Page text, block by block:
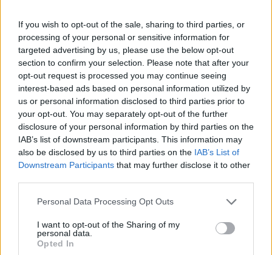
If you wish to opt-out of the sale, sharing to third parties, or
processing of your personal or sensitive information for
targeted advertising by us, please use the below opt-out
section to confirm your selection. Please note that after your
opt-out request is processed you may continue seeing
interest-based ads based on personal information utilized by
us or personal information disclosed to third parties prior to
your opt-out. You may separately opt-out of the further
disclosure of your personal information by third parties on the
IAB’s list of downstream participants. This information may
also be disclosed by us to third parties on the IAB’s List of
Downstream Participants that may further disclose it to other
Personal Data Processing Opt Outs
I want to opt-out of the Sharing of my
personal data.
Opted In
Börja prenumerera för att läsa detta innehåll.
Starta din prenumerationhär
Eller logga in på ditt konto nedan:
Username or E-mail